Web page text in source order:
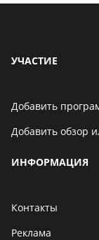
УЧАСТИЕ
Добавить
Добавить обзор
ИНФОРМАЦИЯ
Контакты
Реклама